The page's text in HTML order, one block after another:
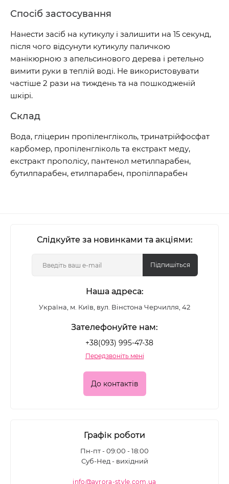
Спосіб застосування
Нанести засіб на кутикулу і залишити на 15 секунд,
після чого відсунути кутикулу паличкою
манікюрною з апельсинового дерева і ретельно
вимити руки в теплій воді. Не використовувати
частіше 2 рази на тиждень та на пошкодженій
шкірі.
Склад
Вода, гліцерин пропіленгліколь, тринатрійфосфат
карбомер, пропіленгліколь та екстракт меду,
екстракт прополісу, пантенол метилпарабен,
бутилпарабен, етилпарабен, пропілпарабен
Слідкуйте за новинками та акціями:
Підпишіться
Наша адреса:
Україна, м. Київ, вул. Вінстона Черчилля, 42
Зателефонуйте нам:
+38(093) 995-47-38
Передзвоніть мені
До контактів
Графік роботи
Пн-пт - 09:00 - 18:00
Суб-Нед - вихідний
info@avrora-style.com.ua